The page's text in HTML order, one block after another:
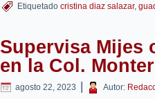
Etiquetado cristina diaz salazar,
Supervisa Mijes
en la Col.
agosto 22, 2023 | Autor: